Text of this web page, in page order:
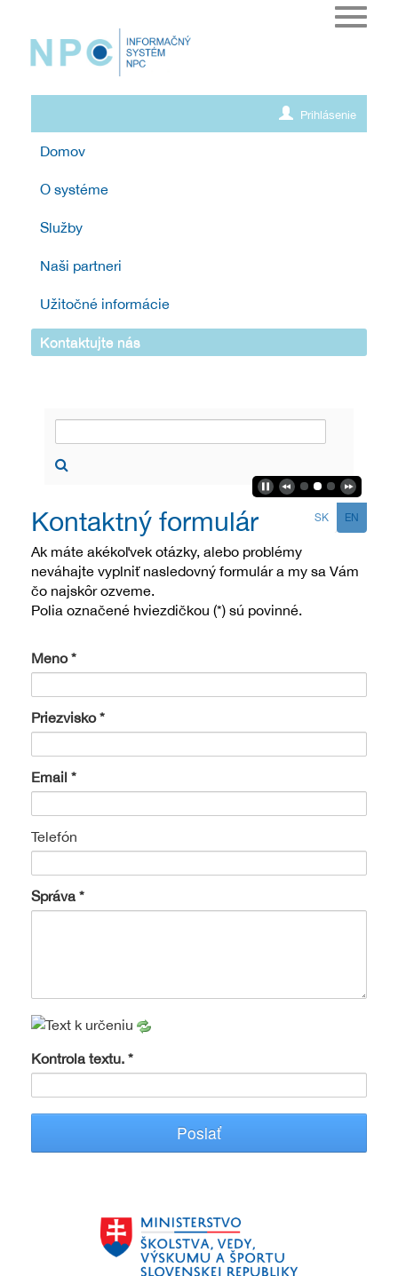
Prihlásenie
Toggle
Domov
O systéme
Služby
Naši partneri
Užitočné informácie
Kontaktujte nás
SK EN
Kontaktný formulár
Ak máte akékoľvek otázky, alebo problémy
neváhajte vyplniť nasledovný formulár a my sa Vám
čo najskôr ozveme.
Polia označené hviezdičkou (*) sú povinné.
Meno
Priezvisko
Email
Telefón
Správa
Kontrola textu.
Poslať